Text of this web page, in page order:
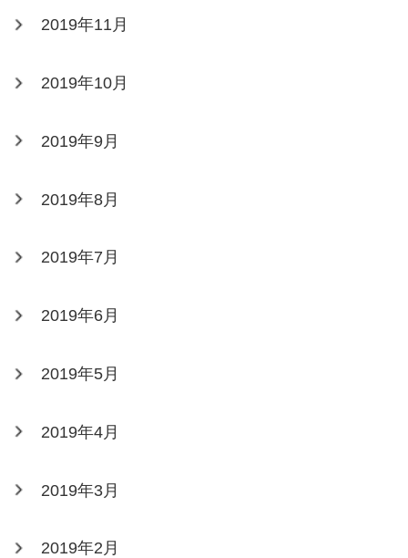
2019年11月
2019年10月
2019年9月
2019年8月
2019年7月
2019年6月
2019年5月
2019年4月
2019年3月
2019年2月